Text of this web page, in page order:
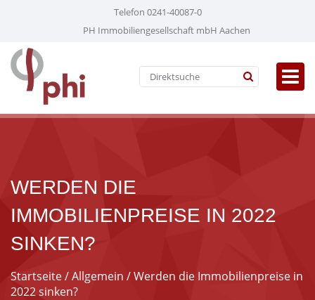
Telefon 0241-40087-0
PH Immobiliengesellschaft mbH Aachen
WERDEN DIE
IMMOBILIENPREISE IN 2022
SINKEN?
Startseite/Allgemein / Werden die Immobilienpreise in
2022 sinken?